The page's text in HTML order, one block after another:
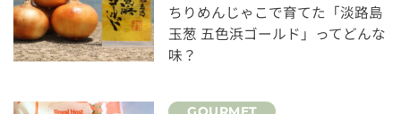
ちりめんじゃこで育てた「淡路島
玉葱 五色浜ゴールド」ってどんな
味？